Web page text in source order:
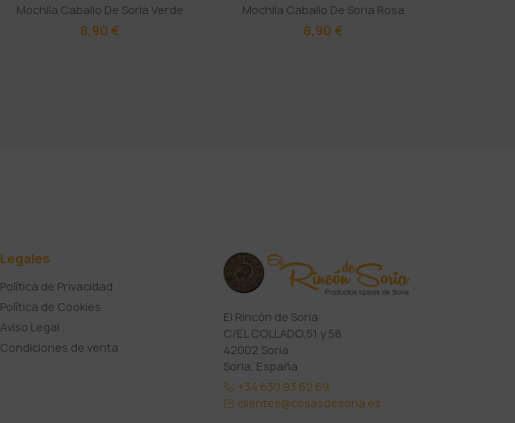
Mochila Caballo De Soria Verde
8,90 €
Mochila Caballo De Soria Rosa
8,90 €
Legales
Política de Privacidad
Política de Cookies
Aviso Legal
Condiciones de venta
El Rincón de Soria
C/EL COLLADO,51 y 58
42002 Soria
Soria, España
+34 630 93 62 69
clientes@cosasdesoria.es